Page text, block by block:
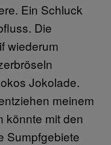
Ein Schluck
Die
wiederum
Jokolade.
meinem
könnte mit den
Sumpfgebiete